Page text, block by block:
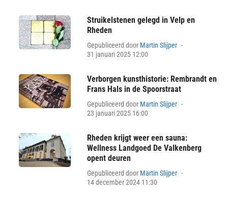
Struikelstenen gelegd in Velp en
Rheden
Gepubliceerd door Martin Slijper
31 januari 2025 12:00
Verborgen kunsthistorie: Rembrandt en
Frans Hals in de Spoorstraat
Gepubliceerd door Martin Slijper
23 januari 2025 16:00
Rheden krijgt weer een sauna:
Wellness Landgoed De Valkenberg
opent deuren
Gepubliceerd door Martin Slijper
14 december 2024 11:30